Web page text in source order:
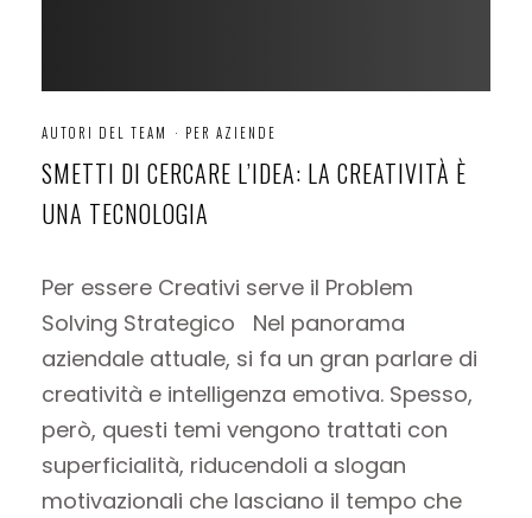
AUTORI DEL TEAM · PER AZIENDE
SMETTI DI CERCARE L’IDEA: LA CREATIVITÀ È
UNA TECNOLOGIA
Per essere Creativi serve il Problem
Solving Strategico Nel panorama
aziendale attuale, si fa un gran parlare di
creatività e intelligenza emotiva. Spesso,
però, questi temi vengono trattati con
superficialità, riducendoli a slogan
motivazionali che lasciano il tempo che